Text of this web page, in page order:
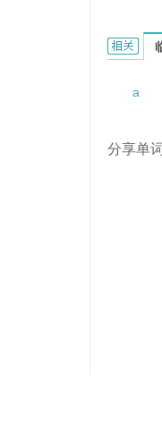
a fighter
a
分享单